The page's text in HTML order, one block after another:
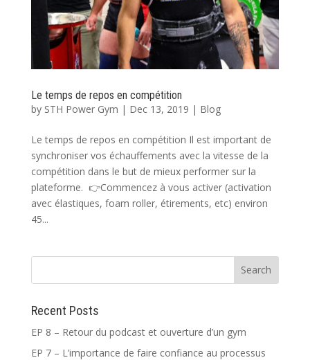
Le temps de repos en compétition
by STH Power Gym | Dec 13, 2019 | Blog
Le temps de repos en compétition Il est important de
synchroniser vos échauffements avec la vitesse de la
compétition dans le but de mieux performer sur la
plateforme.⁠ ⁠ 👉Commencez à vous activer (activation
avec élastiques, foam roller, étirements, etc) environ
45...
Recent Posts
EP 8 – Retour du podcast et ouverture d’un gym
EP 7 – L’importance de faire confiance au processus